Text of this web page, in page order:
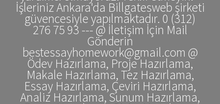
İşleriniz Ankara'da Billgatesweb şirketi
güvencesiyle yapılmaktadır. 0 (312)
276 75 93 --- @ İletişim İçin Mail
Gönderin
bestessayhomework@gmail.com @
Ödev Hazırlama, Proje Hazırlama,
Makale Hazırlama, Tez Hazırlama,
Essay Hazırlama, Çeviri Hazırlama,
Analiz Hazırlama, Sunum Hazırlama,